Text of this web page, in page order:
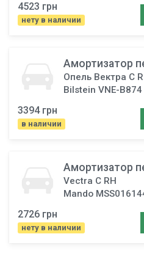
4523 грн
нету в наличии
Амортизатор
Опель Вектра C R
Bilstein VNE-B874
3394 грн
в наличии
Амортизатор
Vectra C RH
Mando
2726 грн
нету в наличии